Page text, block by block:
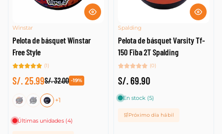
Alfabéticamente, Z-
Precio, menor a
Precio, mayor a
reciente
Winstar
Pelota de básquet Winstar
Free Style
(1)
S/. 25.99S/. 32.00 -19%
+1
Últimas unidades (4)
Spalding
Pelota de básquet Varsity Tf-
150 Fiba 2T Spalding
(0)
S/. 69.90
En stock (5)
🛒Próximo día hábil